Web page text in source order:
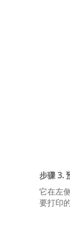
步骤 3.
它在左
要打印